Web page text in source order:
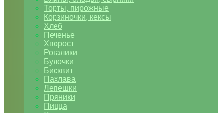
Торты, пирожные
Корзиночки, кексы
Хлеб
Печенье
Хворост
Рогалики
Булочки
Бисквит
Пахлава
Лепешки
Пряники
Пицца